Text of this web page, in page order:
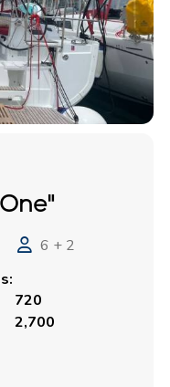
6 + 2
720
2,700